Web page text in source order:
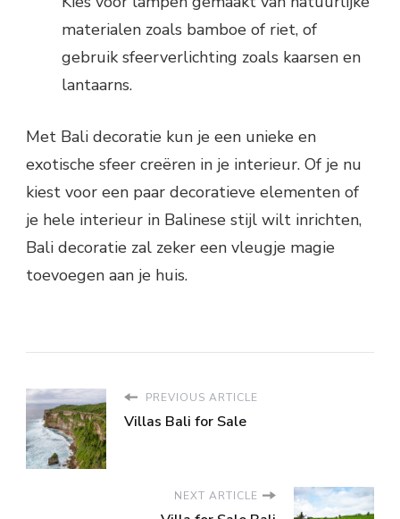
materialen zoals bamboe of riet, of
gebruik sfeerverlichting zoals kaarsen en
lantaarns.
Met Bali decoratie kun je een unieke en
exotische sfeer creëren in je interieur. Of je nu
kiest voor een paar decoratieve elementen of
je hele interieur in Balinese stijl wilt inrichten,
Bali decoratie zal zeker een vleugje magie
toevoegen aan je huis.
PREVIOUS ARTICLE
Villas Bali for Sale
NEXT ARTICLE